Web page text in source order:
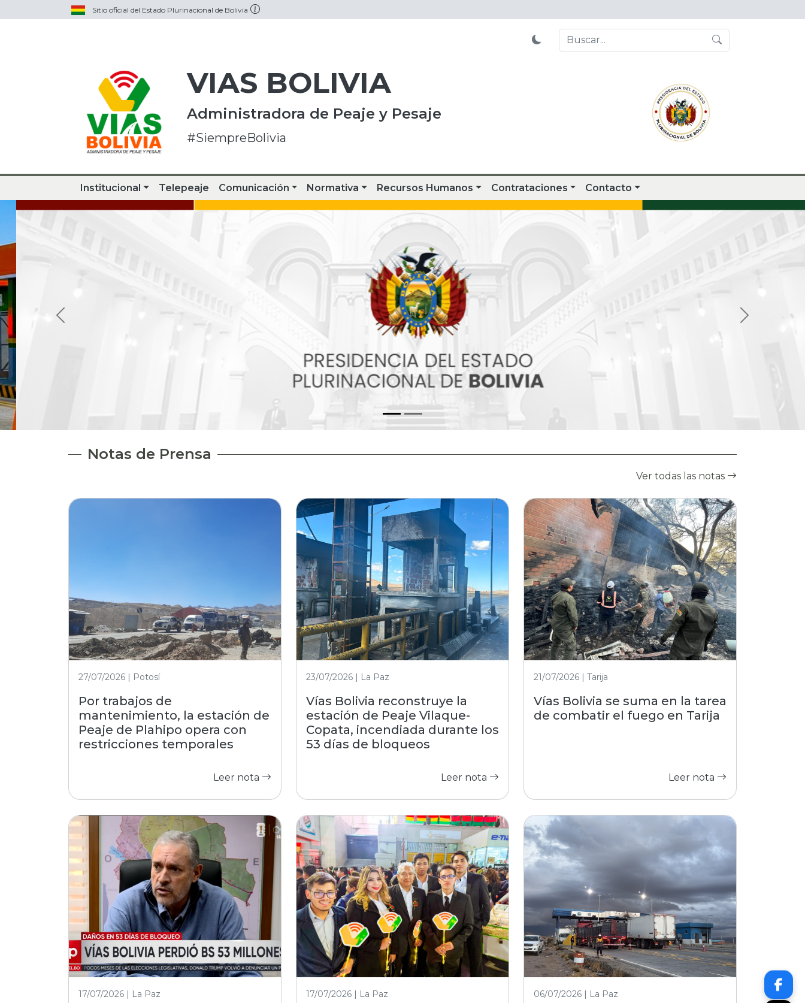
Sitio oficial del Estado Plurinacional de Bolivia
VIAS BOLIVIA
Administradora de Peaje y Pesaje
#SiempreBolivia
Institucional Telepeaje Comunicación Normativa Recursos Humanos Contrataciones Contacto
Notas de Prensa
Ver todas las notas
27/07/2026 | Potosí
Por trabajos de
mantenimiento, la estación de
Peaje de Plahipo opera con
restricciones temporales
Leer nota
23/07/2026 | La Paz
Vías Bolivia reconstruye la
estación de Peaje Vilaque-
Copata, incendiada durante los
53 días de bloqueos
Leer nota
21/07/2026 | Tarija
Vías Bolivia se suma en la tarea
de combatir el fuego en Tarija
Leer nota
17/07/2026 | La Paz 17/07/2026 | La Paz 06/07/2026 | La Paz